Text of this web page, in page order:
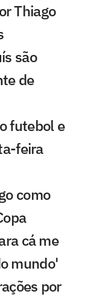
Thiago
são
de
futebol e
feira
como
cá me
mundo'
por